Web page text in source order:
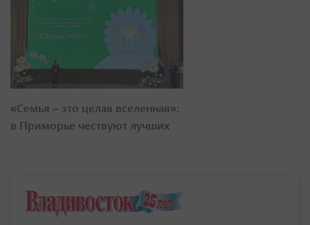
«Семья – это целая вселенная»:
в Приморье чествуют лучших